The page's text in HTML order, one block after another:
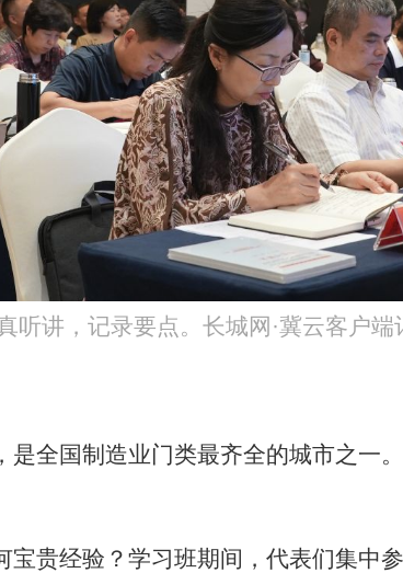
听讲，记录要点。长城网·冀云客户端
国制造业门类最齐全的城市之一
贵经验？学习班期间，代表们集中